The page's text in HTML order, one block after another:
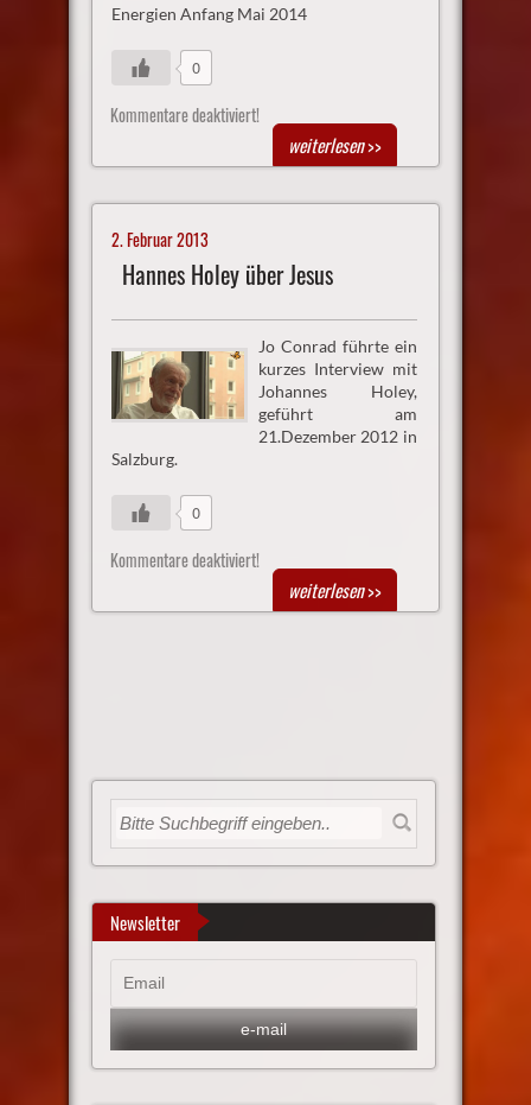
Energien Anfang Mai 2014
0
Kommentare deaktiviert!
weiterlesen>>
2. Februar 2013
Hannes Holey über Jesus
Jo Conrad führte ein
kurzes Interview mit
Johannes Holey,
geführt am
21.Dezember 2012 in
Salzburg.
0
Kommentare deaktiviert!
weiterlesen>>
Newsletter